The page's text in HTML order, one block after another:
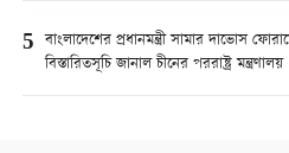
5 বাংলাদেশের প্রধানমন্ত্রী সামার দাভোস
বিস্তারিতসূচি জানাল চীনের পররাষ্ট্র মন্ত্রণালয়